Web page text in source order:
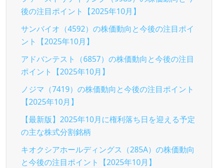
後の注目ポイント【2025年10月】
サンバイオ（4592）の株価動向と今後の注目ポイ
ント【2025年10月】
アドバンテスト（6857）の株価動向と今後の注目
ポイント【2025年10月】
ノジマ（7419）の株価動向と今後の注目ポイント
【2025年10月】
【最新版】2025年10月に権利落ち日を迎える予定
の主な株式分割銘柄
キオクシアホールディングス（285A）の株価動向
と今後の注目ポイント【2025年10月】